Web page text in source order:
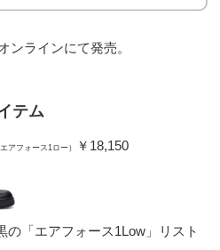
ラインにて発売。
テム
エアフォース1ロー） ￥18,150
「エアフォース1Low」リスト